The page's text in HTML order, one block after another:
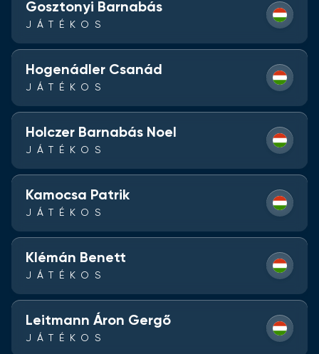
Gosztonyi Barnabás
JÁTÉKOS
Hogenádler Csanád
JÁTÉKOS
Holczer Barnabás Noel
JÁTÉKOS
Kamocsa Patrik
JÁTÉKOS
Klémán Benett
JÁTÉKOS
Leitmann Áron Gergő
JÁTÉKOS